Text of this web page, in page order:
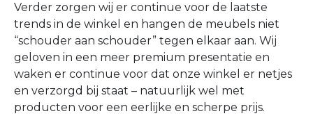
Verder zorgen wij er continue voor de laatste
trends in de winkel en hangen de meubels niet
“schouder aan schouder” tegen elkaar aan. Wij
geloven in een meer premium presentatie en
waken er continue voor dat onze winkel er netjes
en verzorgd bij staat – natuurlijk wel met
producten voor een eerlijke en scherpe prijs.